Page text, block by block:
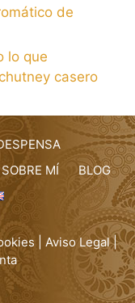
de
lo que
casero
SOBRE MÍ
BLOG
Aviso Legal|